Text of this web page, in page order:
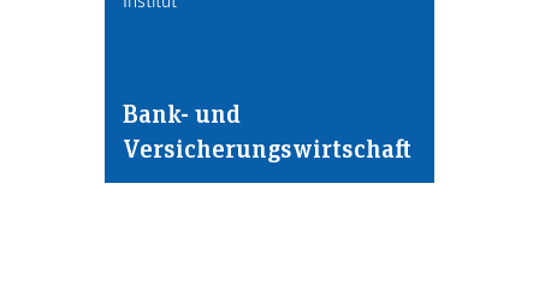
Bank- und
Versicherungswirtschaft